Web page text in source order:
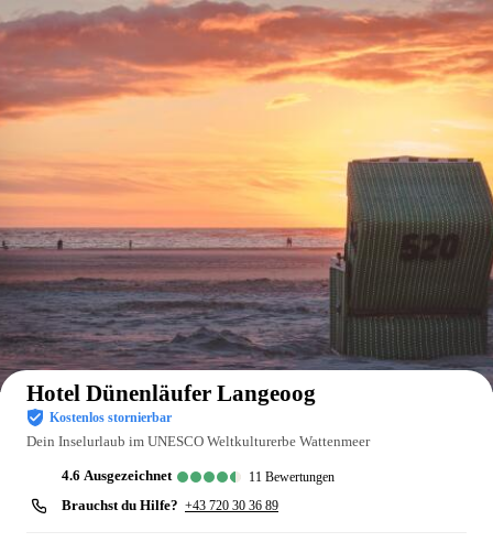
Auf der Karte anzeigen
Hotel Dünenläufer Langeoog
Kostenlos stornierbar
Dein Inselurlaub im UNESCO Weltkulturerbe Wattenmeer
4.6 ausgezeichnet 11 Bewertungen
Brauchst du Hilfe? +43 720 30 36 89